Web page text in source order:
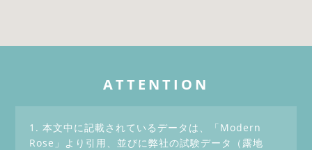
ATTENTION
1. 本文中に記載されているデータは、「Modern
Rose」より引用、並びに弊社の試験データ（露地